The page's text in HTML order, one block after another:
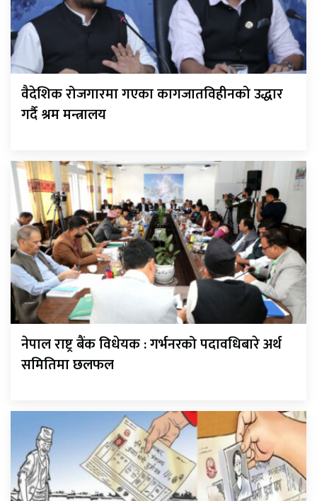
वैदेशिक रोजगारमा गएका कागजातविहीनको उद्धार
गर्दै श्रम मन्त्रालय
नेपाल राष्ट्र बैंक विधेयक : गर्भनरको पदावधिबारे अर्थ
समितिमा छलफल